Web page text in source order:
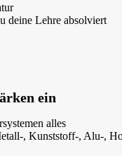
deine Lehre absolviert
ein
alles
, Kunststoff-, Alu-,